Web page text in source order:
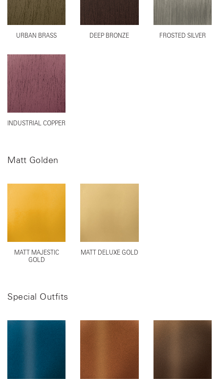
URBAN BRASS DEEP BRONZE FROSTED SILVER
INDUSTRIAL COPPER
Matt Golden
MATT MAJESTIC
GOLD
MATT DELUXE GOLD
Special Outfits